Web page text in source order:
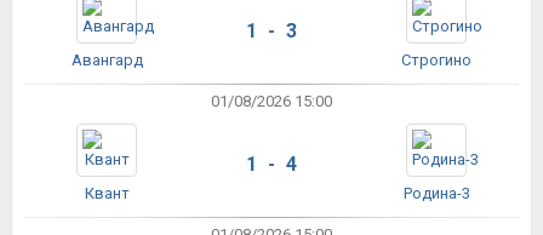
Авангард
1 - 3
Строгино
01/08/2026 15:00
Квант
1 - 4
Родина-3